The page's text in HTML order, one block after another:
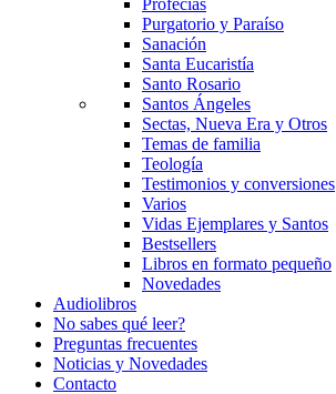
Profecías
Purgatorio y Paraíso
Sanación
Santa Eucaristía
Santo Rosario
Santos Ángeles
Sectas, Nueva Era y Otros
Temas de familia
Teología
Testimonios y conversiones
Varios
Vidas Ejemplares y Santos
Bestsellers
Libros en formato pequeño
Novedades
Audiolibros
No sabes qué leer?
Preguntas frecuentes
Noticias y Novedades
Contacto